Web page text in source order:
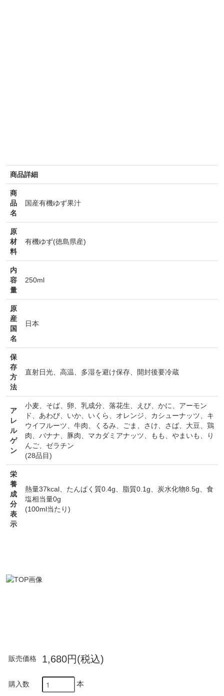
商品詳細
商
品
名
国産有機ゆず果汁
原
材
料
有機ゆず(徳島県産)
内
容
量
250ml
原
産
国
名
日本
保
存
方
法
直射日光、高温、多湿を避け保存、開封後要冷蔵
ア
レ
ル
ゲ
ン
小麦、 そば、 卵 乳成分、 落花生 えび、 かに
アーモン
ド
あわび、 いか、 いくら オレンジ カシューナッツ
キ
ウイフルーツ
牛肉 くるみ ごま さけ さば、 大豆
鶏
肉
バナナ 豚肉 マカダミアナッツ もも やまいも
り
んご、 ゼラチン
(28品目)
栄
養
成
分
表
示
熱量37kcal、たんぱく質0.4g、脂質0.1g、炭水化物8.5g、食
塩相当量0g
(100ml当たり)
販売価格 1,680円(税込)
購入数 本